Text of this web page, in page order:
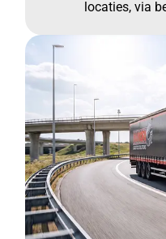
locaties, via